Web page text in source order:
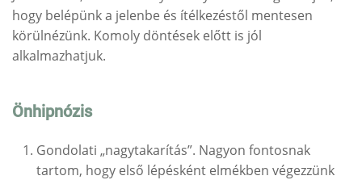
hogy belépünk a jelenbe és ítélkezéstől mentesen
körülnézünk. Komoly döntések előtt is jól
alkalmazhatjuk.
Önhipnózis
Gondolati „nagytakarítás”. Nagyon fontosnak
tartom, hogy első lépésként elmékben végezzünk